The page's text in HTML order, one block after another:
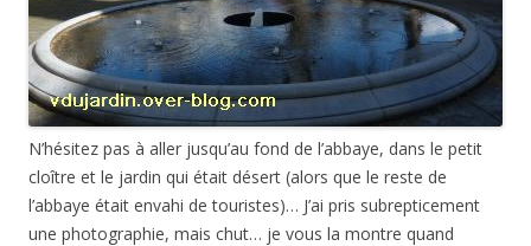
N’hésitez pas à aller jusqu’au fond de l’abbaye, dans le petit
cloître et le jardin qui était désert (alors que le reste de
l’abbaye était envahi de touristes)… J’ai pris subrepticement
une photographie, mais chut… je vous la montre quand